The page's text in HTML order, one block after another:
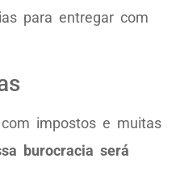
para entregar com
impostos e muitas
burocracia será